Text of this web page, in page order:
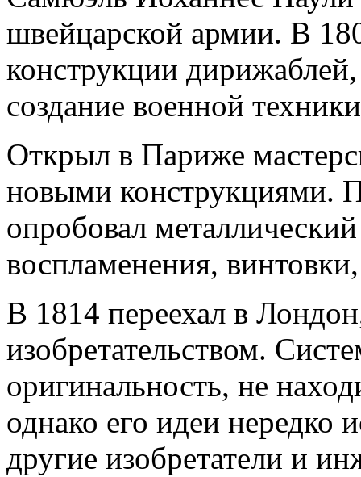
швейцарской армии. В
конструкции
создание военной
Открыл в Париже
новыми конструкциями.
опробовал
воспламенения,
В 1814 переехал в
изобретательством.
оригинальность, не
однако его идеи нередко
другие изобретатели и